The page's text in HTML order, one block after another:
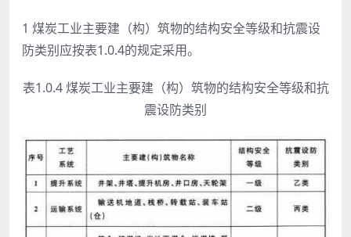
1 煤炭工业主要建（构）筑物的结构安全等级和抗震设
防类别应按表1.0.4的规定采用。
表1.0.4 煤炭工业主要建（构）筑物的结构安全等级和抗
震设防类别